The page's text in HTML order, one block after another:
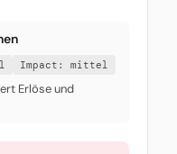
Impact: mittel
Erlöse und